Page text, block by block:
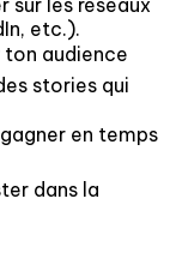
etc.).
audience
stories qui
en temps
dans la